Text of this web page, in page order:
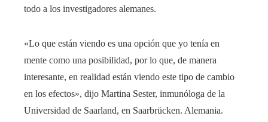
todo a los investigadores alemanes.
«Lo que están viendo es una opción que yo tenía en
mente como una posibilidad, por lo que, de manera
interesante, en realidad están viendo este tipo de cambio
en los efectos», dijo Martina Sester, inmunóloga de la
Universidad de Saarland, en Saarbrücken. Alemania.